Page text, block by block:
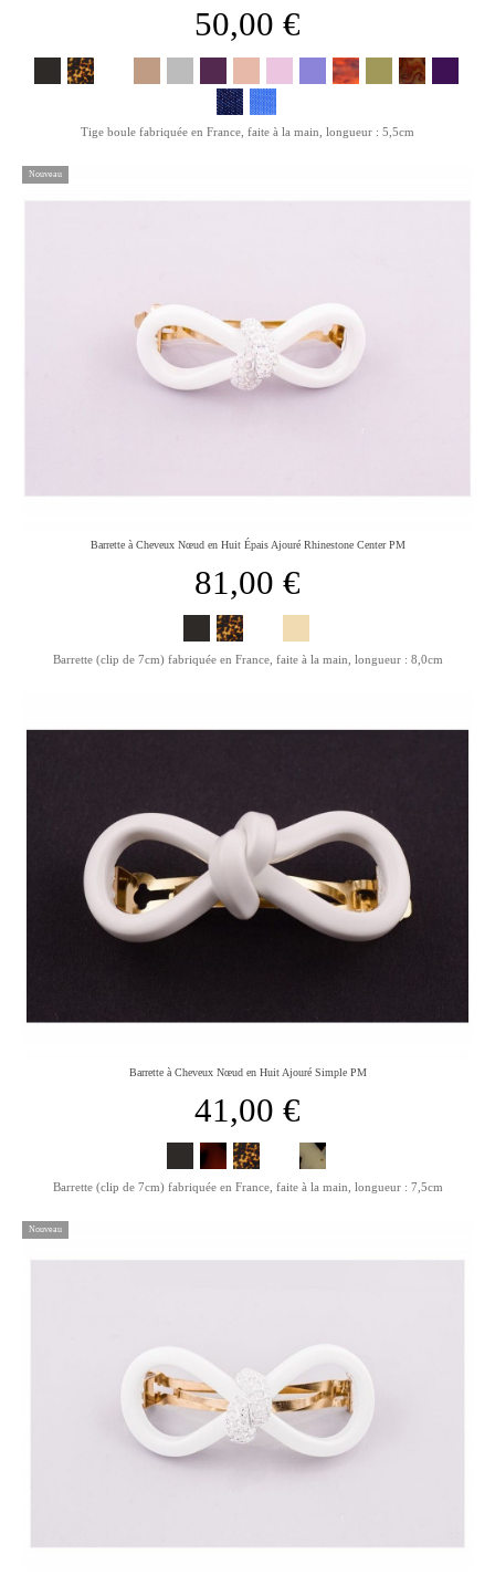
50,00 €
Tige boule fabriquée en France, faite à la main, longueur : 5,5cm
Nouveau
Barrette à Cheveux Nœud en Huit Épais Ajouré Rhinestone Center PM
81,00 €
Barrette (clip de 7cm) fabriquée en France, faite à la main, longueur : 8,0cm
Barrette à Cheveux Nœud en Huit Ajouré Simple PM
41,00 €
Barrette (clip de 7cm) fabriquée en France, faite à la main, longueur : 7,5cm
Nouveau